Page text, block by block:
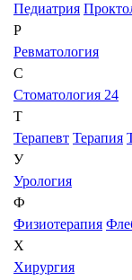
Педиатрия
Р
Ревматология
С
Стоматология 24
Т
Терапевт Терапия
У
Урология
Ф
Физиотерапия
Х
Хирургия